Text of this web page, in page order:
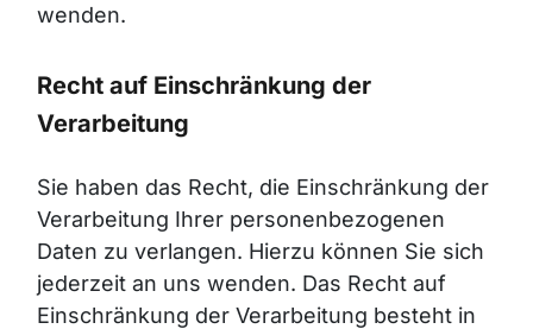
wenden.
Recht auf Einschränkung der
Verarbeitung
Sie haben das Recht, die Einschränkung der
Verarbeitung Ihrer personenbezogenen
Daten zu verlangen. Hierzu können Sie sich
jederzeit an uns wenden. Das Recht auf
Einschränkung der Verarbeitung besteht in